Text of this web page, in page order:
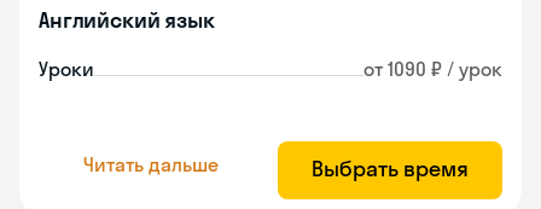
Английский язык
Уроки от 1090 ₽ / урок
Читать дальше Выбрать время